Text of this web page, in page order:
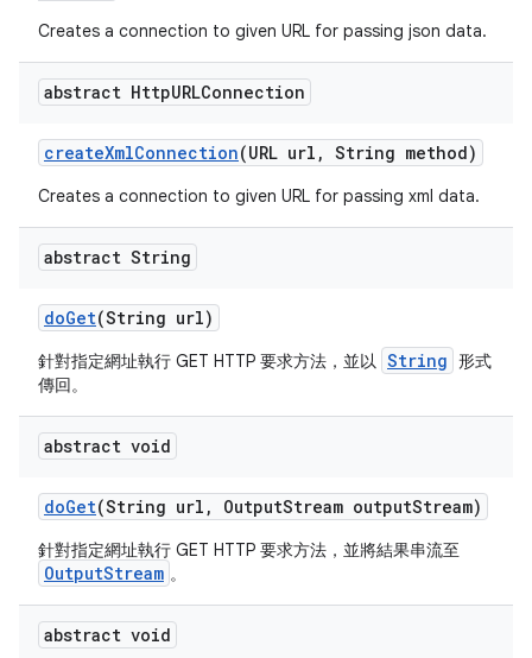
Creates a connection to given URL for passing json data.
abstract HttpURLConnection
createXmlConnection(URL url , String method)
Creates a connection to given URL for passing xml data.
abstract String
doGet(String url)
針對指定網址執行 GET HTTP 要求方法，並以 String 形式
傳回。
abstract void
doGet(String url , OutputStream outputStream)
針對指定網址執行 GET HTTP 要求方法，並將結果串流至
OutputStream 。
abstract void